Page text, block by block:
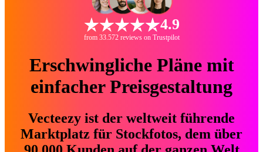
4.9
from 33.572 reviews on Trustpilot
Erschwingliche Pläne mit
einfacher Preisgestaltung
Vecteezy ist der weltweit führende
Marktplatz für Stockfotos, dem über